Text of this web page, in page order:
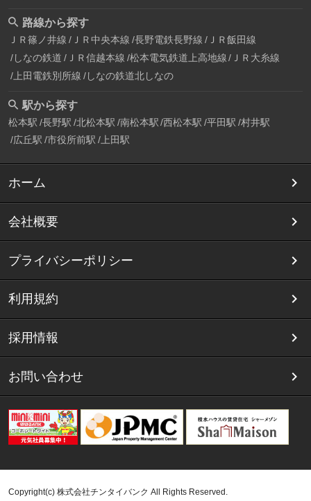
路線から探す
ＪＲ篠ノ井線 ＪＲ中央本線 長野電鉄長野線 ＪＲ飯田線
しなの鉄道 ＪＲ信越本線 松本電気鉄道上高地線
ＪＲ大糸線
上田電鉄別所線 しなの鉄道北しなの
駅から探す
松本駅 長野駅 北松本駅 南松本駅 西松本駅 平田駅 村井駅
広丘駅 市役所前駅 上田駅
ホーム
会社概要
プライバシーポリシー
利用規約
採用情報
お問い合わせ
Copyright(c) 株式会社チンタイバンク All Rights Reserved.